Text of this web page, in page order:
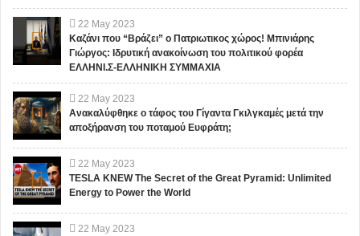
22 May 2023
Καζάνι που “Βράζει” ο Πατριωτικος χώρος! Μπινιάρης
Γιώργος: Ιδρυτική ανακοίνωση του πολιτικού φορέα
ΕΛΛΗΝΙ.Σ-ΕΛΛΗΝΙΚΗ ΣΥΜΜΑΧΙΑ
22 May 2023
Ανακαλύφθηκε ο τάφος του Γίγαντα Γκιλγκαμές μετά την
αποξήρανση του ποταμού Ευφράτη;
22 May 2023
TESLA KNEW The Secret of the Great Pyramid: Unlimited
Energy to Power the World
22 May 2023